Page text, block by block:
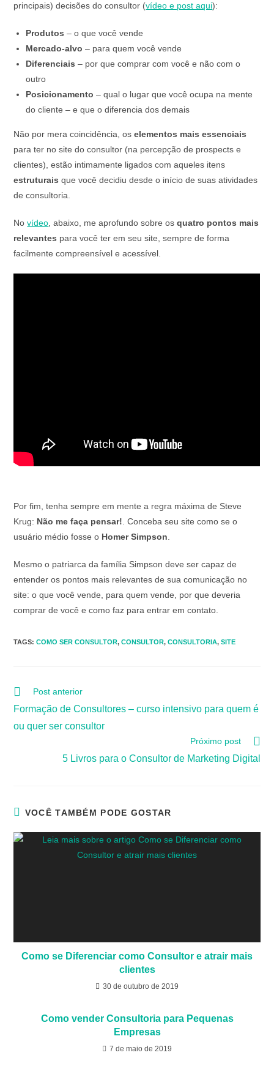
principais) decisões do consultor (vídeo e post aqui):
Produtos – o que você vende
Mercado-alvo – para quem você vende
Diferenciais – por que comprar com você e não com o
outro
Posicionamento – qual o lugar que você ocupa na mente
do cliente – e que o diferencia dos demais
Não por mera coincidência, oselementos mais essenciais
para ter no site do consultor (na percepção de prospects e
clientes), estão intimamente ligados com aqueles itens
estruturais que você decidiu desde o início de suas atividades
de consultoria.
Novídeo , abaixo, me aprofundo sobre osquatro pontos mais
relevantes para você ter em seu site, sempre de forma
facilmente compreensível e acessível.
Por fim, tenha sempre em mente a regra máxima de Steve
Krug: Não me faça pensar! . Conceba seu site como se o
usuário médio fosse o Homer Simpson
Mesmo o patriarca da família Simpson deve ser capaz de
entender os pontos mais relevantes de sua comunicação no
site: o que você vende, para quem vende, por que deveria
comprar de você e como faz para entrar em contato.
TAGS:COMO SER CONSULTOR, CONSULTOR, CONSULTORIA, SITE
Post anterior
Formação de Consultores – curso intensivo para quem é
ou quer ser consultor
Próximo post
5 Livros para o Consultor de Marketing Digital
VOCÊ TAMBÉM PODE GOSTAR
Como se Diferenciar como Consultor e atrair mais
clientes
30 de outubro de 2019
Como vender Consultoria para Pequenas
Empresas
7 de maio de 2019